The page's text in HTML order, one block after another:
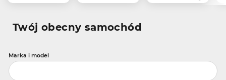
Twój obecny samochód
Marka i model